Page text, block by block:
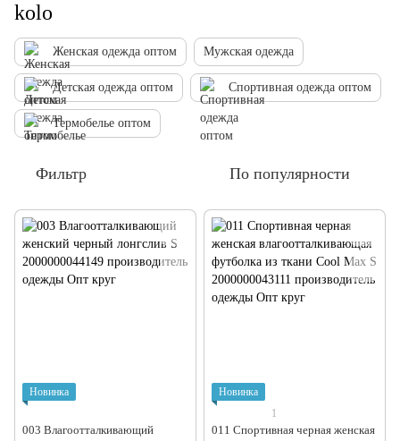
kolo
Женская одежда оптом Мужская одежда
Детская одежда оптом Спортивная одежда оптом
Термобелье оптом
Фильтр По популярности
Новинка
003 Влагоотталкивающий
Новинка
1
011 Спортивная черная женская